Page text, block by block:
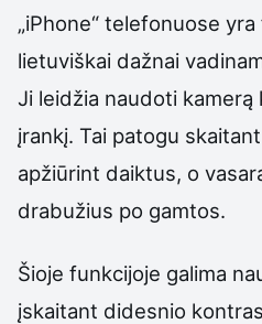
„iPhone“ telefonuose yra
lietuviškai dažnai
Ji leidžia naudoti kamerą
įrankį. Tai patogu
apžiūrint daiktus, o
drabužius po gamtos.
Šioje funkcijoje galima
įskaitant didesnio